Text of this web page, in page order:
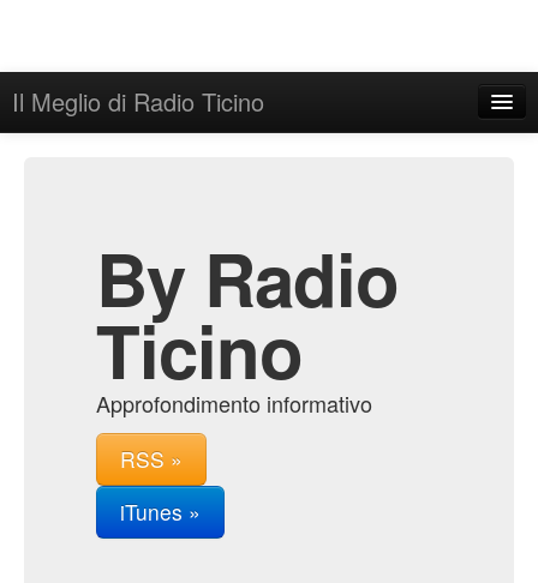
Il Meglio di Radio Ticino
By Radio
Ticino
Approfondimento informativo
RSS »
iTunes »